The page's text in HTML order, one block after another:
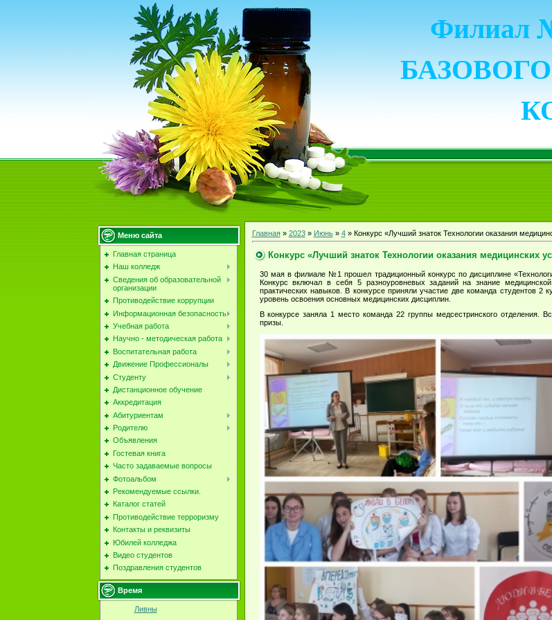
Филиал
Меню сайта
Главная страница
Наш колледж
Сведения об образовательной
организации
Противодействие коррупции
Информационная безопасность
Учебная работа
Научно - методическая работа
Воспитательная работа
Движение Профессионалы
Студенту
Дистанционное обучение
Аккредитация
Абитуриентам
Родителю
Объявления
Гостевая книга
Часто задаваемые вопросы
Фотоальбом
Рекомендуемые ссылки.
Каталог статей
Противодействие терроризму
Контакты и реквизиты
Юбилей колледжа
Видео студентов
Поздравления студентов
Время
Ливны
Главная» 2023 » Июнь » 4» Конкурс «Лучший знаток Технологии оказания
Конкурс «Лучший знаток Технологии оказания медицинских
30 мая в филиале №1 прошел традиционный конкурс по дисциплине
Конкурс включал в себя 5 разноуровневых заданий на знание
практических навыков. В конкурсе приняли участие две команда студентов 2
уровень освоения основных медицинских дисциплин.
В конкурсе заняла 1 место команда 22 группы медсестринского отделения.​
призы.